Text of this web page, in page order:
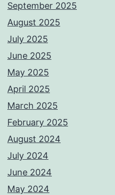
September 2025
August 2025
July 2025
June 2025
May 2025
April 2025
March 2025
February 2025
August 2024
July 2024
June 2024
May 2024